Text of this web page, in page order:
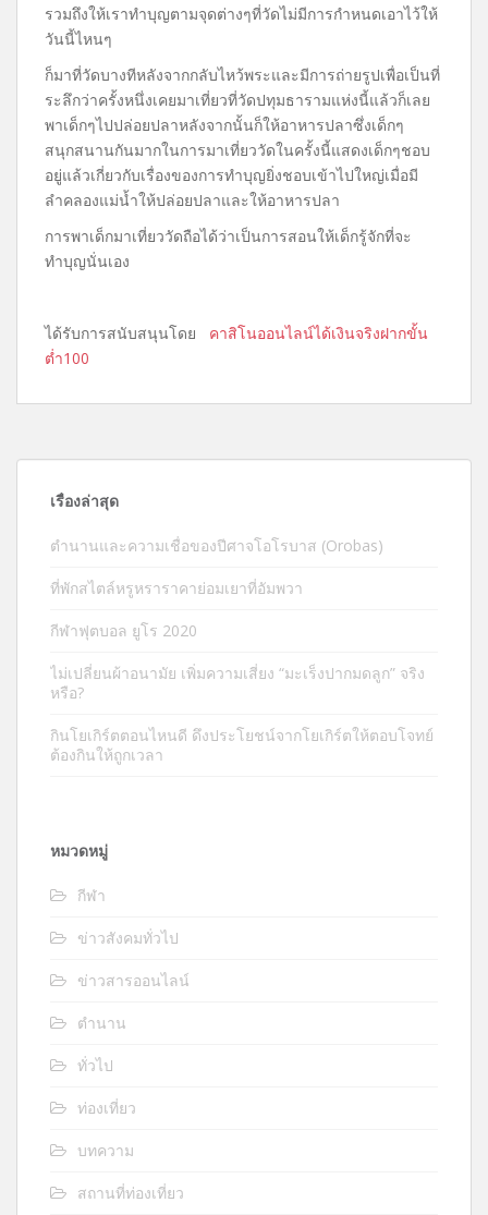
รวมถึงให้เราทำบุญตามจุดต่างๆที่วัดไม่มีการกำหนดเอาไว้ให้
วันนี้ไหนๆ
ก็มาที่วัดบางทีหลังจากกลับไหว้พระและมีการถ่ายรูปเพื่อเป็นที่
ระลึกว่าครั้งหนึ่งเคยมาเที่ยวที่วัดปทุมธารามแห่งนี้แล้วก็เลย
พาเด็กๆไปปล่อยปลาหลังจากนั้นก็ให้อาหารปลาซึ่งเด็กๆ
สนุกสนานกันมากในการมาเที่ยววัดในครั้งนี้แสดงเด็กๆชอบ
อยู่แล้วเกี่ยวกับเรื่องของการทำบุญยิ่งชอบเข้าไปใหญ่เมื่อมี
ลำคลองแม่น้ำให้ปล่อยปลาและให้อาหารปลา
การพาเด็กมาเที่ยววัดถือได้ว่าเป็นการสอนให้เด็กรู้จักที่จะ
ทำบุญนั่นเอง
ได้รับการสนับสนุนโดย คาสิโนออนไลน์ได้เงินจริงฝากขั้น
ต่ำ100
เรื่องล่าสุด
ตำนานและความเชื่อของปีศาจโอโรบาส (Orobas)
ที่พักสไตล์หรูหราราคาย่อมเยาที่อัมพวา
กีฬาฟุตบอล ยูโร 2020
ไม่เปลี่ยนผ้าอนามัย เพิ่มความเสี่ยง “มะเร็งปากมดลูก” จริง
หรือ?
กินโยเกิร์ตตอนไหนดี ดึงประโยชน์จากโยเกิร์ตให้ตอบโจทย์
ต้องกินให้ถูกเวลา
หมวดหมู่
กีฬา
ข่าวสังคมทั่วไป
ข่าวสารออนไลน์
ตำนาน
ทั่วไป
ท่องเที่ยว
บทความ
สถานที่ท่องเที่ยว